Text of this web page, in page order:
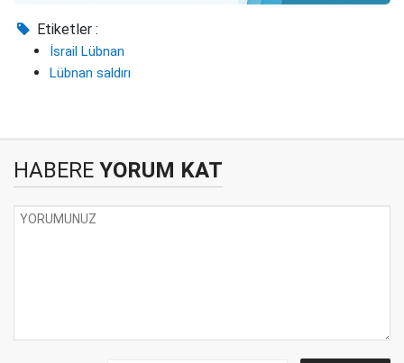
Etiketler :
İsrail Lübnan
Lübnan saldırı
HABERE YORUM KAT